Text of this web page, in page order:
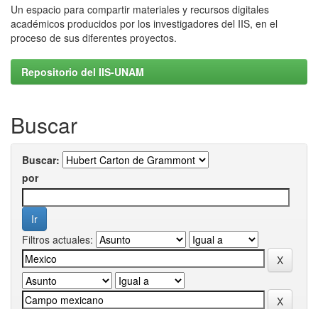
Un espacio para compartir materiales y recursos digitales
académicos producidos por los investigadores del IIS, en el
proceso de sus diferentes proyectos.
Repositorio del IIS-UNAM
Buscar
Buscar:
por
Filtros actuales: